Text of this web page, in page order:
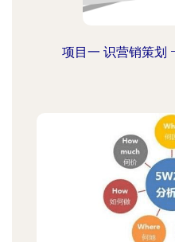
项目一 识营销策划